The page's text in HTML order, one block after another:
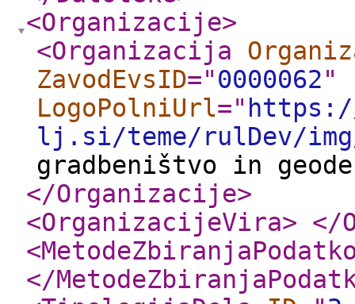
<Organizacije>
<Organizacija
ZavodEvsID="0000062"
LogoPolniUrl="
lj.si/teme/rulDev/
gradbeništvo in
</Organizacije>
<OrganizacijeVira> </
</